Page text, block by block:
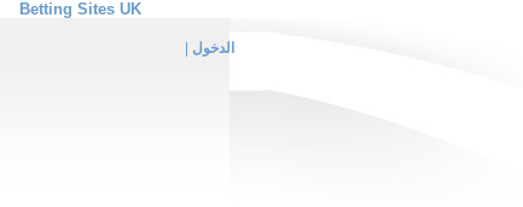
Betting Sites UK
الدخول